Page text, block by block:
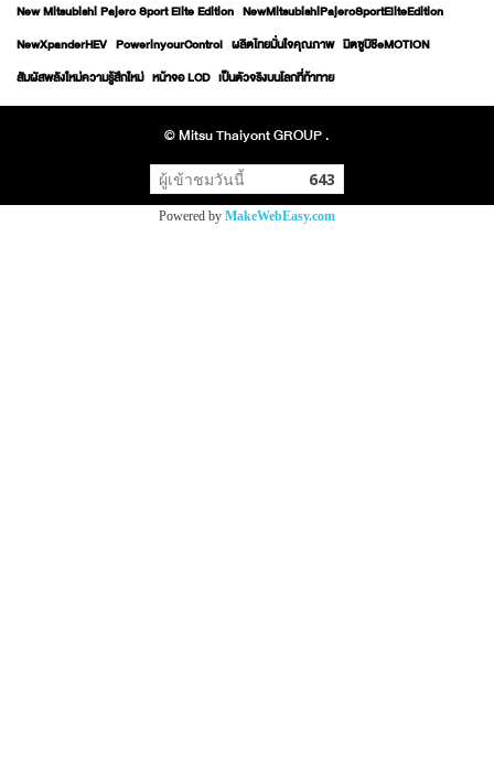
New Mitsubishi Pajero Sport Elite Edition NewMitsubishiPajeroSportEliteEdition
NewXpanderHEV PowerinyourControl ผลิตไทยมั่นใจคุณภาพ มิตซูบิชิeMOTION
สัมผัสพลังใหม่ความรู้สึกใหม่ หน้าจอ LCD เป็นตัวจริงบนโลกที่ท้าทาย
© Mitsu Thaiyont GROUP .
ผู้เข้าชมวันนี้ 643
Powered by MakeWebEasy.com